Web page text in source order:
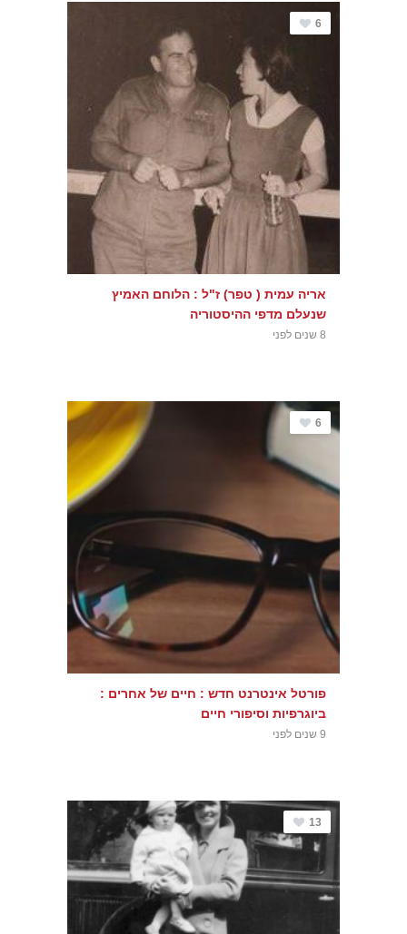
6
אריה עמית ( טפר) ז"ל : הלוחם האמיץ
שנעלם מדפי ההיסטוריה
8 שנים לפני
6
פורטל אינטרנט חדש : חיים של אחרים :
ביוגרפיות וסיפורי חיים
9 שנים לפני
13